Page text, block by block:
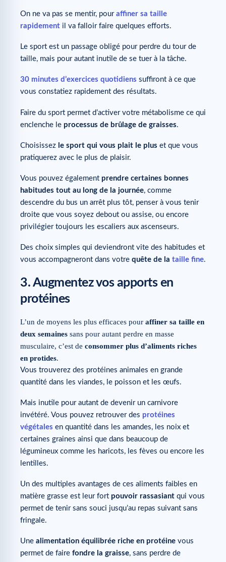
On ne va pas se mentir, pour affiner sa taille
rapidement il va falloir faire quelques efforts.
Le sport est un passage obligé pour perdre du tour de
taille, mais pour autant inutile de se tuer à la tâche.
30 minutes d’exercices quotidiens suffiront à ce que
vous constatiez rapidement des résultats.
Faire du sport permet d’activer votre métabolisme ce qui
enclenche le processus de brûlage de graisses.
Choisissez le sport qui vous plait le plus et que vous
pratiquerez avec le plus de plaisir.
Vous pouvez également prendre certaines bonnes
habitudes tout au long de la journée, comme
descendre du bus un arrêt plus tôt, penser à vous tenir
droite que vous soyez debout ou assise, ou encore
privilégier toujours les escaliers aux ascenseurs.
Des choix simples qui deviendront vite des habitudes et
vous accompagneront dans votre quête de la taille fine.
3. Augmentez vos apports en
protéines
L’un de moyens les plus efficaces pour affiner sa taille en
deux semaines sans pour autant perdre en masse
musculaire, c’est de consommer plus d’aliments riches
en protides.
Vous trouverez des protéines animales en grande
quantité dans les viandes, le poisson et les œufs.
Mais inutile pour autant de devenir un carnivore
invétéré. Vous pouvez retrouver des protéines
végétales en quantité dans les amandes, les noix et
certaines graines ainsi que dans beaucoup de
légumineux comme les haricots, les fèves ou encore les
lentilles.
Un des multiples avantages de ces aliments faibles en
matière grasse est leur fort pouvoir rassasiant qui vous
permet de tenir sans souci jusqu’au repas suivant sans
fringale.
Une alimentation équilibrée riche en protéine vous
permet de faire fondre la graisse, sans perdre de